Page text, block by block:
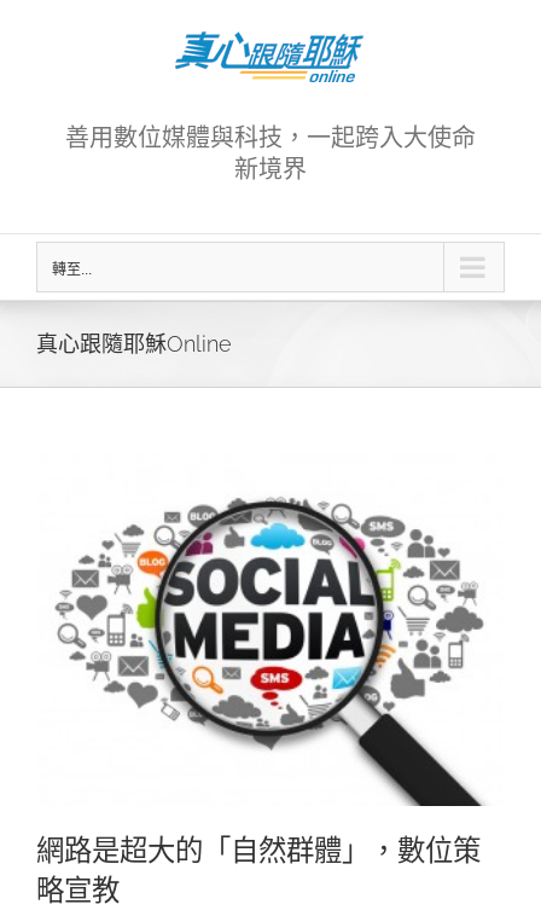
善用數位媒體與科技，一起跨入大使命
新境界
轉至...
真心跟隨耶穌Online
網路是超大的「自然群體」，數位策
略宣教